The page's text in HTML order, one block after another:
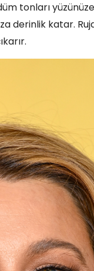
tonları
derinlik katar.